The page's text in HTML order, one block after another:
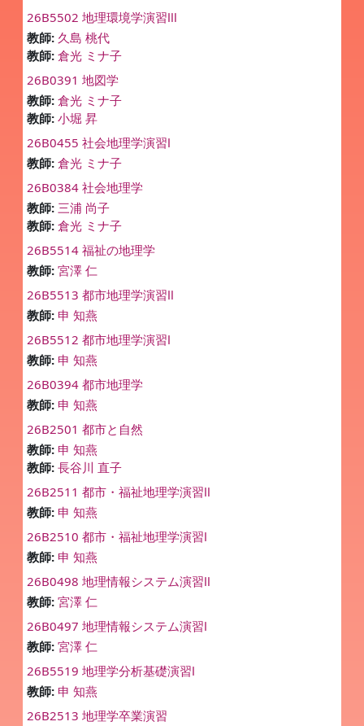
26B5502 地理環境学演習Ⅲ
教師: 久島 桃代
教師: 倉光 ミナ子
26B0391 地図学
教師: 倉光 ミナ子
教師: 小堀 昇
26B0455 社会地理学演習Ⅰ
教師: 倉光 ミナ子
26B0384 社会地理学
教師: 三浦 尚子
教師: 倉光 ミナ子
26B5514 福祉の地理学
教師: 宮澤 仁
26B5513 都市地理学演習Ⅱ
教師: 申 知燕
26B5512 都市地理学演習Ⅰ
教師: 申 知燕
26B0394 都市地理学
教師: 申 知燕
26B2501 都市と自然
教師: 申 知燕
教師: 長谷川 直子
26B2511 都市・福祉地理学演習Ⅱ
教師: 申 知燕
26B2510 都市・福祉地理学演習Ⅰ
教師: 申 知燕
26B0498 地理情報システム演習Ⅱ
教師: 宮澤 仁
26B0497 地理情報システム演習Ⅰ
教師: 宮澤 仁
26B5519 地理学分析基礎演習Ⅰ
教師: 申 知燕
26B2513 地理学卒業演習